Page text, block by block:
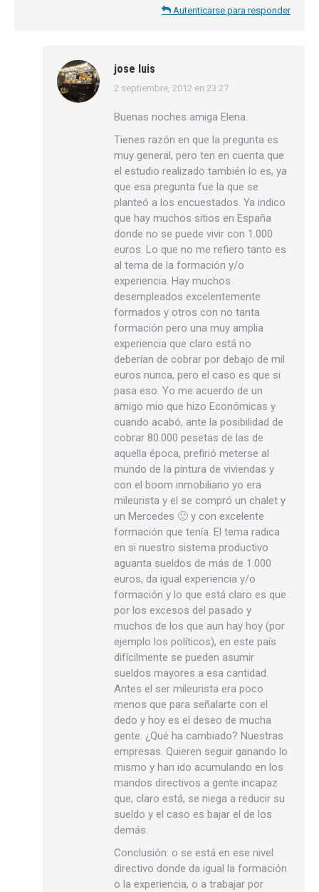
Autenticarse para responder
jose luis
dice:
2 septiembre, 2012 en 23:27
Buenas noches amiga Elena.
Tienes razón en que la pregunta es
muy general, pero ten en cuenta que
el estudio realizado también lo es, ya
que esa pregunta fue la que se
planteó a los encuestados. Ya indico
que hay muchos sitios en España
donde no se puede vivir con 1.000
euros. Lo que no me refiero tanto es
al tema de la formación y/o
experiencia. Hay muchos
desempleados excelentemente
formados y otros con no tanta
formación pero una muy amplia
experiencia que claro está no
deberían de cobrar por debajo de mil
euros nunca, pero el caso es que si
pasa eso. Yo me acuerdo de un
amigo mio que hizo Económicas y
cuando acabó, ante la posibilidad de
cobrar 80.000 pesetas de las de
aquella época, prefirió meterse al
mundo de la pintura de viviendas y
con el boom inmobiliario yo era
mileurista y el se compró un chalet y
un Mercedes 🙂 y con excelente
formación que tenía. El tema radica
en si nuestro sistema productivo
aguanta sueldos de más de 1.000
euros, da igual experiencia y/o
formación y lo que está claro es que
por los excesos del pasado y
muchos de los que aun hay hoy (por
ejemplo los políticos), en este país
difícilmente se pueden asumir
sueldos mayores a esa cantidad.
Antes el ser mileurista era poco
menos que para señalarte con el
dedo y hoy es el deseo de mucha
gente. ¿Qué ha cambiado? Nuestras
empresas. Quieren seguir ganando lo
mismo y han ido acumulando en los
mandos directivos a gente incapaz
que, claro está, se niega a reducir su
sueldo y el caso es bajar el de los
demás.
Conclusión: o se está en ese nivel
directivo donde da igual la formación
o la experiencia, o a trabajar por